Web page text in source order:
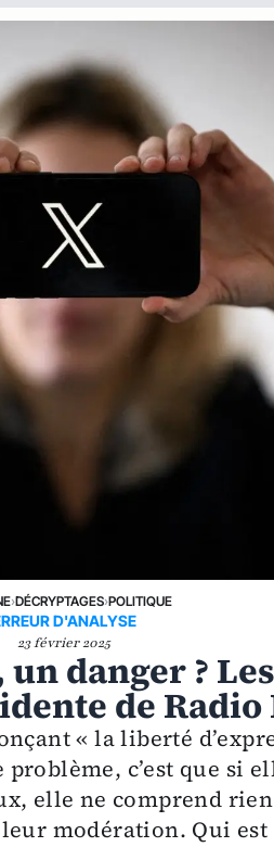
›DÉCRYPTAGES›POLITIQUE
D'ANALYSE
23 février 2025
danger ?
de Radio
« la liberté
c’est que si
elle ne comprend
modération. Qui est